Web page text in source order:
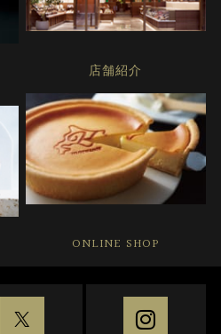
店舗紹介
ONLINE SHOP